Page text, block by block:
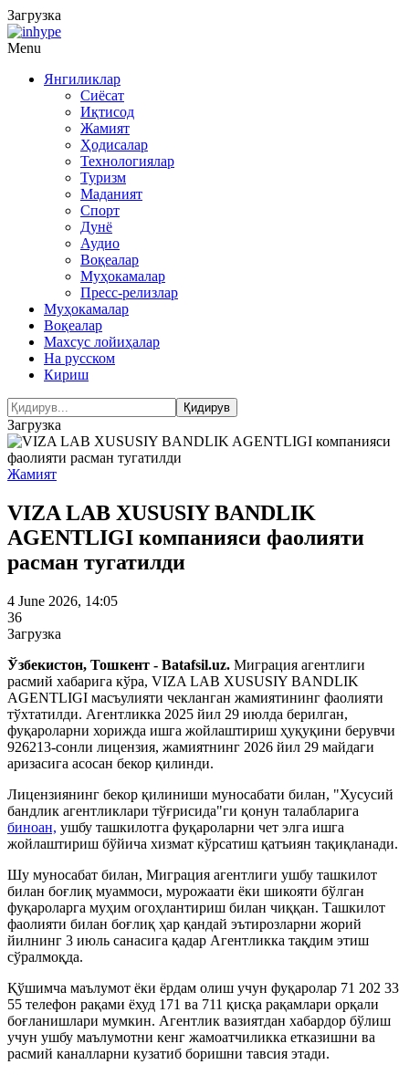
Загрузка
Menu
Янгиликлар
Сиёсат
Иқтисод
Жамият
Ҳодисалар
Технологиялар
Туризм
Маданият
Спорт
Дунё
Аудио
Воқеалар
Муҳокамалар
Пресс-релизлар
Муҳокамалар
Воқеалар
Махсус лойиҳалар
На русском
Кириш
Загрузка
Жамият
VIZA LAB XUSUSIY BANDLIK
AGENTLIGI компанияси фаолияти
расман тугатилди
4 June 2026, 14:05
36
Загрузка
Ўзбекистон, Тошкент - Batafsil.uz. Миграция агентлиги
расмий хабарига кўра, VIZA LAB XUSUSIY BANDLIK
AGENTLIGI масъулияти чекланган жамиятининг фаолияти
тўхтатилди. Агентликка 2025 йил 29 июлда берилган,
фуқароларни хорижда ишга жойлаштириш ҳуқуқини берувчи
926213-сонли лицензия, жамиятнинг 2026 йил 29 майдаги
аризасига асосан бекор қилинди.
Лицензиянинг бекор қилиниши муносабати билан, "Хусусий
бандлик агентликлари тўғрисида"ги қонун талабларига
биноан, ушбу ташкилотга фуқароларни чет элга ишга
жойлаштириш бўйича хизмат кўрсатиш қатъиян тақиқланади.
Шу муносабат билан, Миграция агентлиги ушбу ташкилот
билан боғлиқ муаммоси, мурожаати ёки шикояти бўлган
фуқароларга муҳим огоҳлантириш билан чиққан. Ташкилот
фаолияти билан боғлиқ ҳар қандай эътирозларни жорий
йилнинг 3 июль санасига қадар Агентликка тақдим этиш
сўралмоқда.
Қўшимча маълумот ёки ёрдам олиш учун фуқаролар 71 202 33
55 телефон рақами ёхуд 171 ва 711 қисқа рақамлари орқали
боғланишлари мумкин. Агентлик вазиятдан хабардор бўлиш
учун ушбу маълумотни кенг жамоатчиликка етказишни ва
расмий каналларни кузатиб боришни тавсия этади.